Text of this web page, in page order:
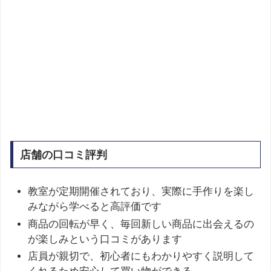
店舗の口コミ評判
教室が定期開催されており、実際に手作りを楽し
みながら学べると高評価です
商品の回転が早く、毎回新しい商品に出会えるの
が楽しみという口コミがあります
店員が親切で、初心者にもわかりやすく説明して